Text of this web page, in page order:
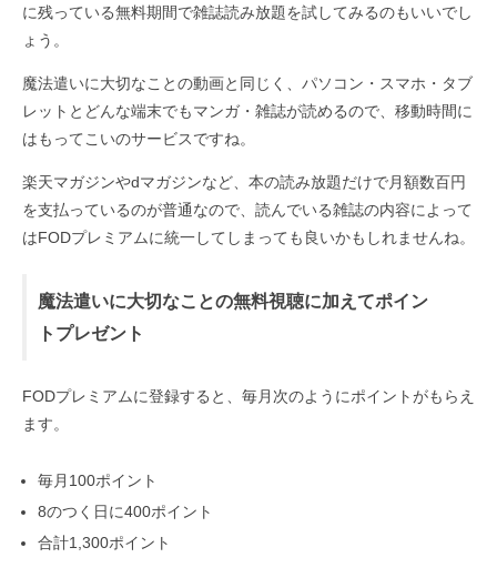
に残っている無料期間で雑誌読み放題を試してみるのもいいでし
ょう。
魔法遣いに大切なことの動画と同じく、パソコン・スマホ・タブ
レットとどんな端末でもマンガ・雑誌が読めるので、移動時間に
はもってこいのサービスですね。
楽天マガジンやdマガジンなど、本の読み放題だけで月額数百円
を支払っているのが普通なので、読んでいる雑誌の内容によって
はFODプレミアムに統一してしまっても良いかもしれませんね。
魔法遣いに大切なことの無料視聴に加えてポイン
トプレゼント
FODプレミアムに登録すると、毎月次のようにポイントがもらえ
ます。
毎月100ポイント
8のつく日に400ポイント
合計1,300ポイント